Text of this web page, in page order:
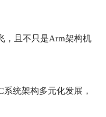
，且不只是Arm架构机
统架构多元化发展，